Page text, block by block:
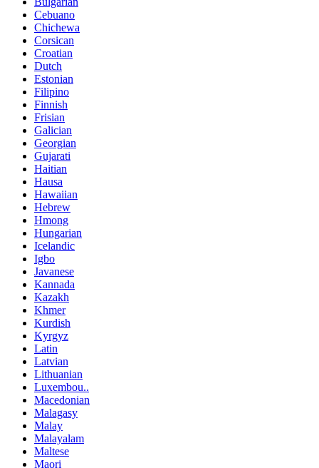
Cebuano
Chichewa
Corsican
Croatian
Dutch
Estonian
Filipino
Finnish
Frisian
Galician
Georgian
Gujarati
Haitian
Hausa
Hawaiian
Hebrew
Hmong
Hungarian
Icelandic
Igbo
Javanese
Kannada
Kazakh
Khmer
Kurdish
Kyrgyz
Latin
Latvian
Lithuanian
Luxembou..
Macedonian
Malagasy
Malay
Malayalam
Maltese
Maori